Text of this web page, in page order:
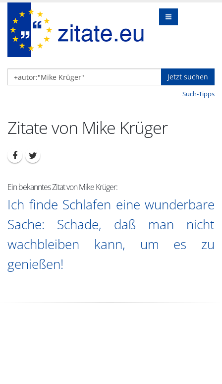
Jetzt suchen
Such-Tipps
Zitate von Mike Krüger
Ein bekanntes Zitat von Mike Krüger:
Ich finde Schlafen eine wunderbare
Sache: Schade, daß man nicht
wachbleiben kann, um es zu
genießen!